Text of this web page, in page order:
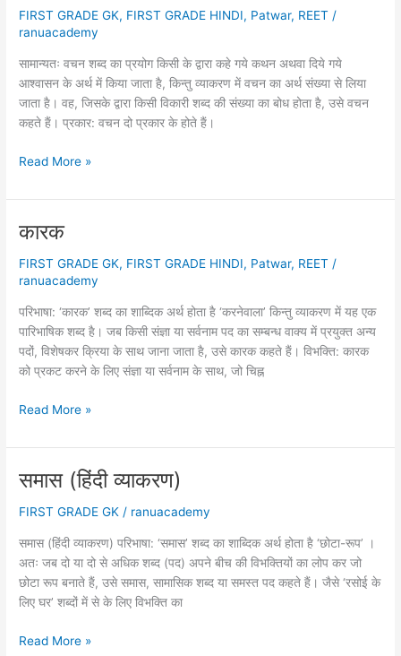
FIRST GRADE GK, FIRST GRADE HINDI, Patwar, REET /
ranuacademy
सामान्यतः वचन शब्द का प्रयोग किसी के द्वारा कहे गये कथन अथवा दिये गये
आश्वासन के अर्थ में किया जाता है, किन्तु व्याकरण में वचन का अर्थ संख्या से लिया
जाता है। वह, जिसके द्वारा किसी विकारी शब्द की संख्या का बोध होता है, उसे वचन
कहते हैं। प्रकार: वचन दो प्रकार के होते हैं।
वचन
Read More »
कारक
FIRST GRADE GK, FIRST GRADE HINDI, Patwar, REET /
ranuacademy
परिभाषा: ‘कारक’ शब्द का शाब्दिक अर्थ होता है ‘करनेवाला’ किन्तु व्याकरण में यह एक
पारिभाषिक शब्द है। जब किसी संज्ञा या सर्वनाम पद का सम्बन्ध वाक्य में प्रयुक्त अन्य
पदों, विशेषकर क्रिया के साथ जाना जाता है, उसे कारक कहते हैं। विभक्ति: कारक
को प्रकट करने के लिए संज्ञा या सर्वनाम के साथ, जो चिह्न
कारक
Read More »
समास (हिंदी व्याकरण)
FIRST GRADE GK / ranuacademy
समास (हिंदी व्याकरण) परिभाषा: ‘समास’ शब्द का शाब्दिक अर्थ होता है ‘छोटा-रूप’ ।
अतः जब दो या दो से अधिक शब्द (पद) अपने बीच की विभक्तियों का लोप कर जो
छोटा रूप बनाते हैं, उसे समास, सामासिक शब्द या समस्त पद कहते हैं। जैसे ‘रसोई के
लिए घर’ शब्दों में से के लिए विभक्ति का
समास
Read More »